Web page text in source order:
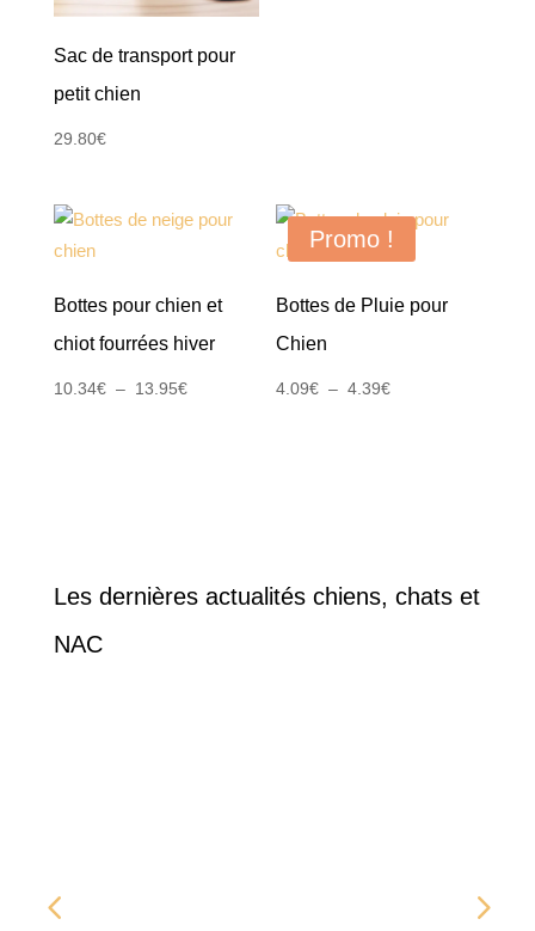
Sac de transport pour
petit chien
29.80€
Bottes pour chien et
chiot fourrées hiver
10.34€ – 13.95€Plage
Promo !
Bottes de Pluie pour
Chien
4.09€ – 4.39€Plage
Les dernières actualités chiens, chats et
NAC